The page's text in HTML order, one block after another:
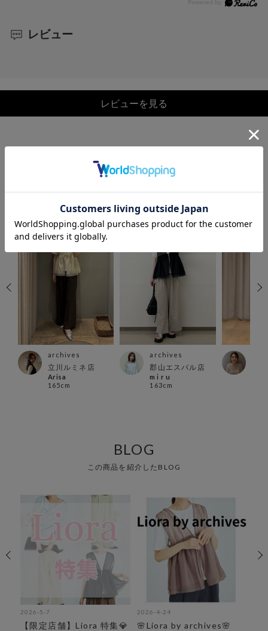
レビュー
レビューを見る
COORDINATE
archives
立川ルミネ店
Arisa
165cm
archives
郡山エスパル店
m i r u
163cm
BLOG
この商品を紹介したBLOG
2026-5-7
【限定店舗】Liora 特集💎
2026-4-24
🌸Liora by archives🌸